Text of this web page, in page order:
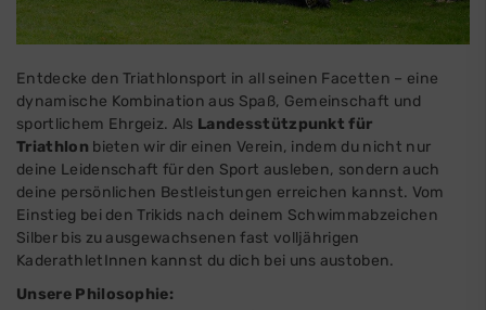
Entdecke den Triathlonsport in all seinen Facetten – eine
dynamische Kombination aus Spaß, Gemeinschaft und
sportlichem Ehrgeiz. Als Landesstützpunkt für
Triathlon bieten wir dir einen Verein, indem du nicht nur
deine Leidenschaft für den Sport ausleben, sondern auch
deine persönlichen Bestleistungen erreichen kannst. Vom
Einstieg bei den Trikids nach deinem Schwimmabzeichen
Silber bis zu ausgewachsenen fast volljährigen
KaderathletInnen kannst du dich bei uns austoben.
Unsere Philosophie: